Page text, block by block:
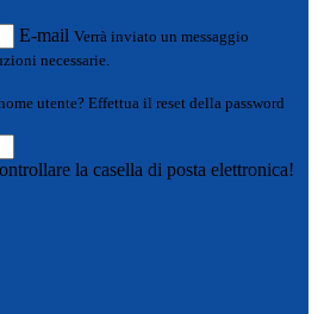
E-mail Verrà inviato un messaggio
necessarie.
utente? Effettua il reset della password
la casella di posta elettronica!